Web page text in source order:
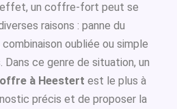
effet, un coffre-fort peut se
raisons : panne du
oubliée ou simple
Dans ce genre de situation, un
à Heestert est le plus à
précis et de proposer la